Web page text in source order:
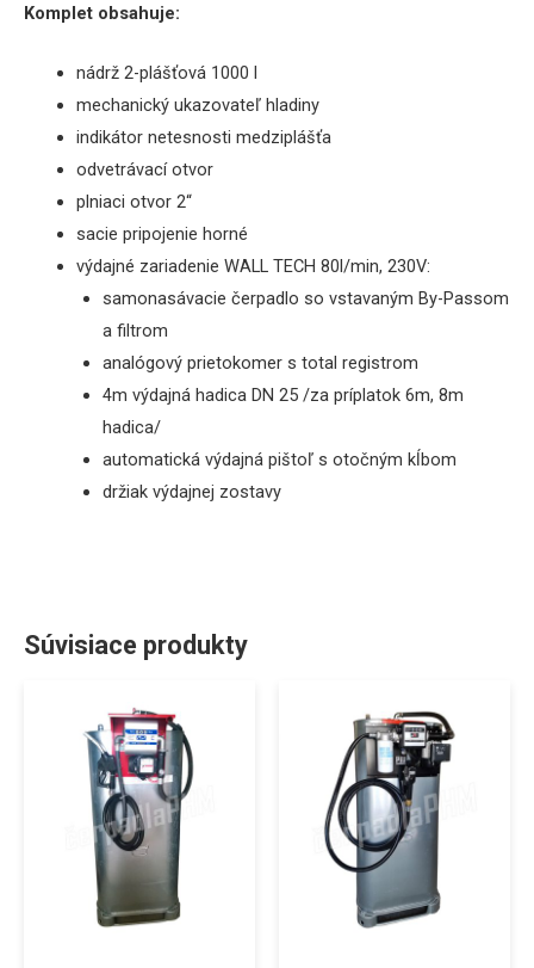
Komplet obsahuje:
nádrž 2-plášťová 1000 l
mechanický ukazovateľ hladiny
indikátor netesnosti medziplášťa
odvetrávací otvor
plniaci otvor 2“
sacie pripojenie horné
výdajné zariadenie WALL TECH 80l/min, 230V:
samonasávacie čerpadlo so vstavaným By-Passom
a filtrom
analógový prietokomer s total registrom
4m výdajná hadica DN 25 /za príplatok 6m, 8m
hadica/
automatická výdajná pištoľ s otočným kĺbom
držiak výdajnej zostavy
Súvisiace produkty